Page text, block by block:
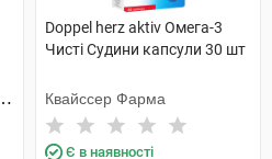
Doppel herz aktiv Омега-3
Чисті Судини капсули 30 шт
Квайссер Фарма
Є в наявності